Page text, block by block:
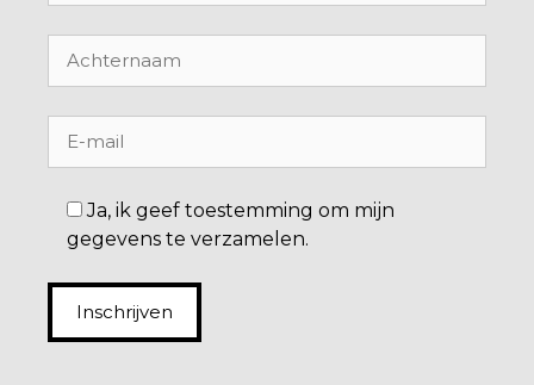
Ja, ik geef toestemming om mijn
gegevens te verzamelen.